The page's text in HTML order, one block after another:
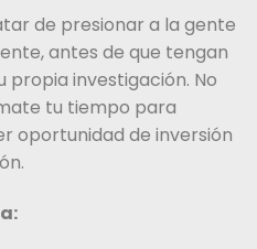
de presionar a la gente
antes de que tengan
propia investigación. No
tu tiempo para
oportunidad de inversión